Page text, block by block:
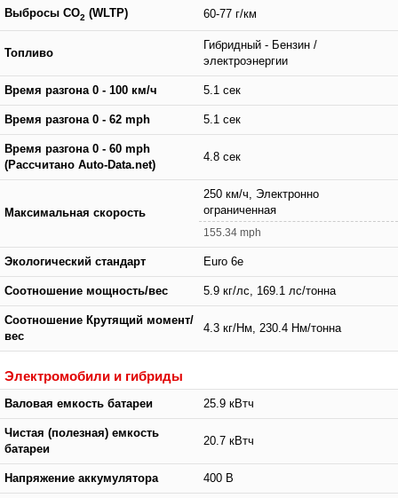
Выбросы CO2 (WLTP) 60-77 г/км
Топливо
Гибридный - Бензин /
электроэнергии
Время разгона 0 - 100 км/ч 5.1 сек
Время разгона 0 - 62 mph 5.1 сек
Время разгона 0 - 60 mph
(Рассчитано Auto-Data.net)
4.8 сек
Максимальная скорость
250 км/ч, Электронно
ограниченная
155.34 mph
Экологический стандарт Euro 6e
Соотношение мощность/вес 5.9 кг/лс, 169.1 лс/тонна
Соотношение Крутящий момент/
вес
4.3 кг/Нм, 230.4 Нм/тонна
Электромобили и гибриды
Валовая емкость батареи 25.9 кВтч
Чистая (полезная) емкость
батареи
20.7 кВтч
Напряжение аккумулятора 400 В